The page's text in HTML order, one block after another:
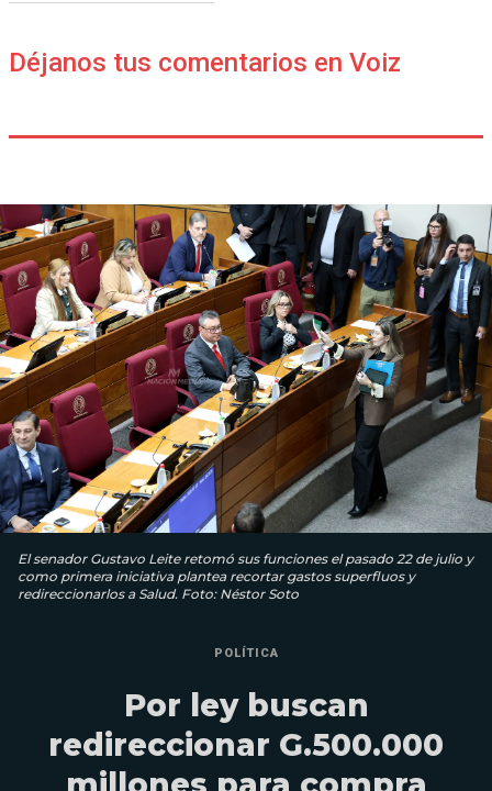
Déjanos tus comentarios en Voiz
El senador Gustavo Leite retomó sus funciones el pasado 22 de julio y
como primera iniciativa plantea recortar gastos superfluos y
redireccionarlos a Salud. Foto: Néstor Soto
POLÍTICA
Por ley buscan
redireccionar G.500.000